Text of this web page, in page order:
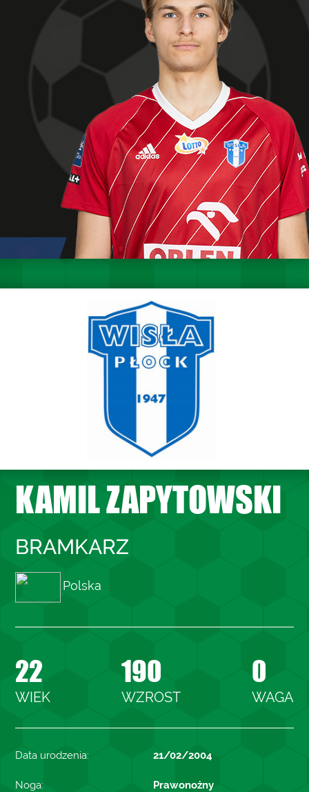
KAMIL ZAPYTOWSKI
BRAMKARZ
Polska
22
WIEK
190
WZROST
0
WAGA
Data urodzenia: 21/02/2004
Noga: Prawonożny